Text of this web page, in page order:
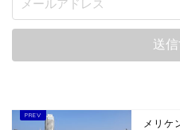
メリケ